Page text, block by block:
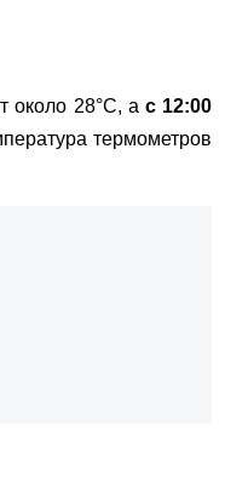
около 28°C, а с 12:00
термометров